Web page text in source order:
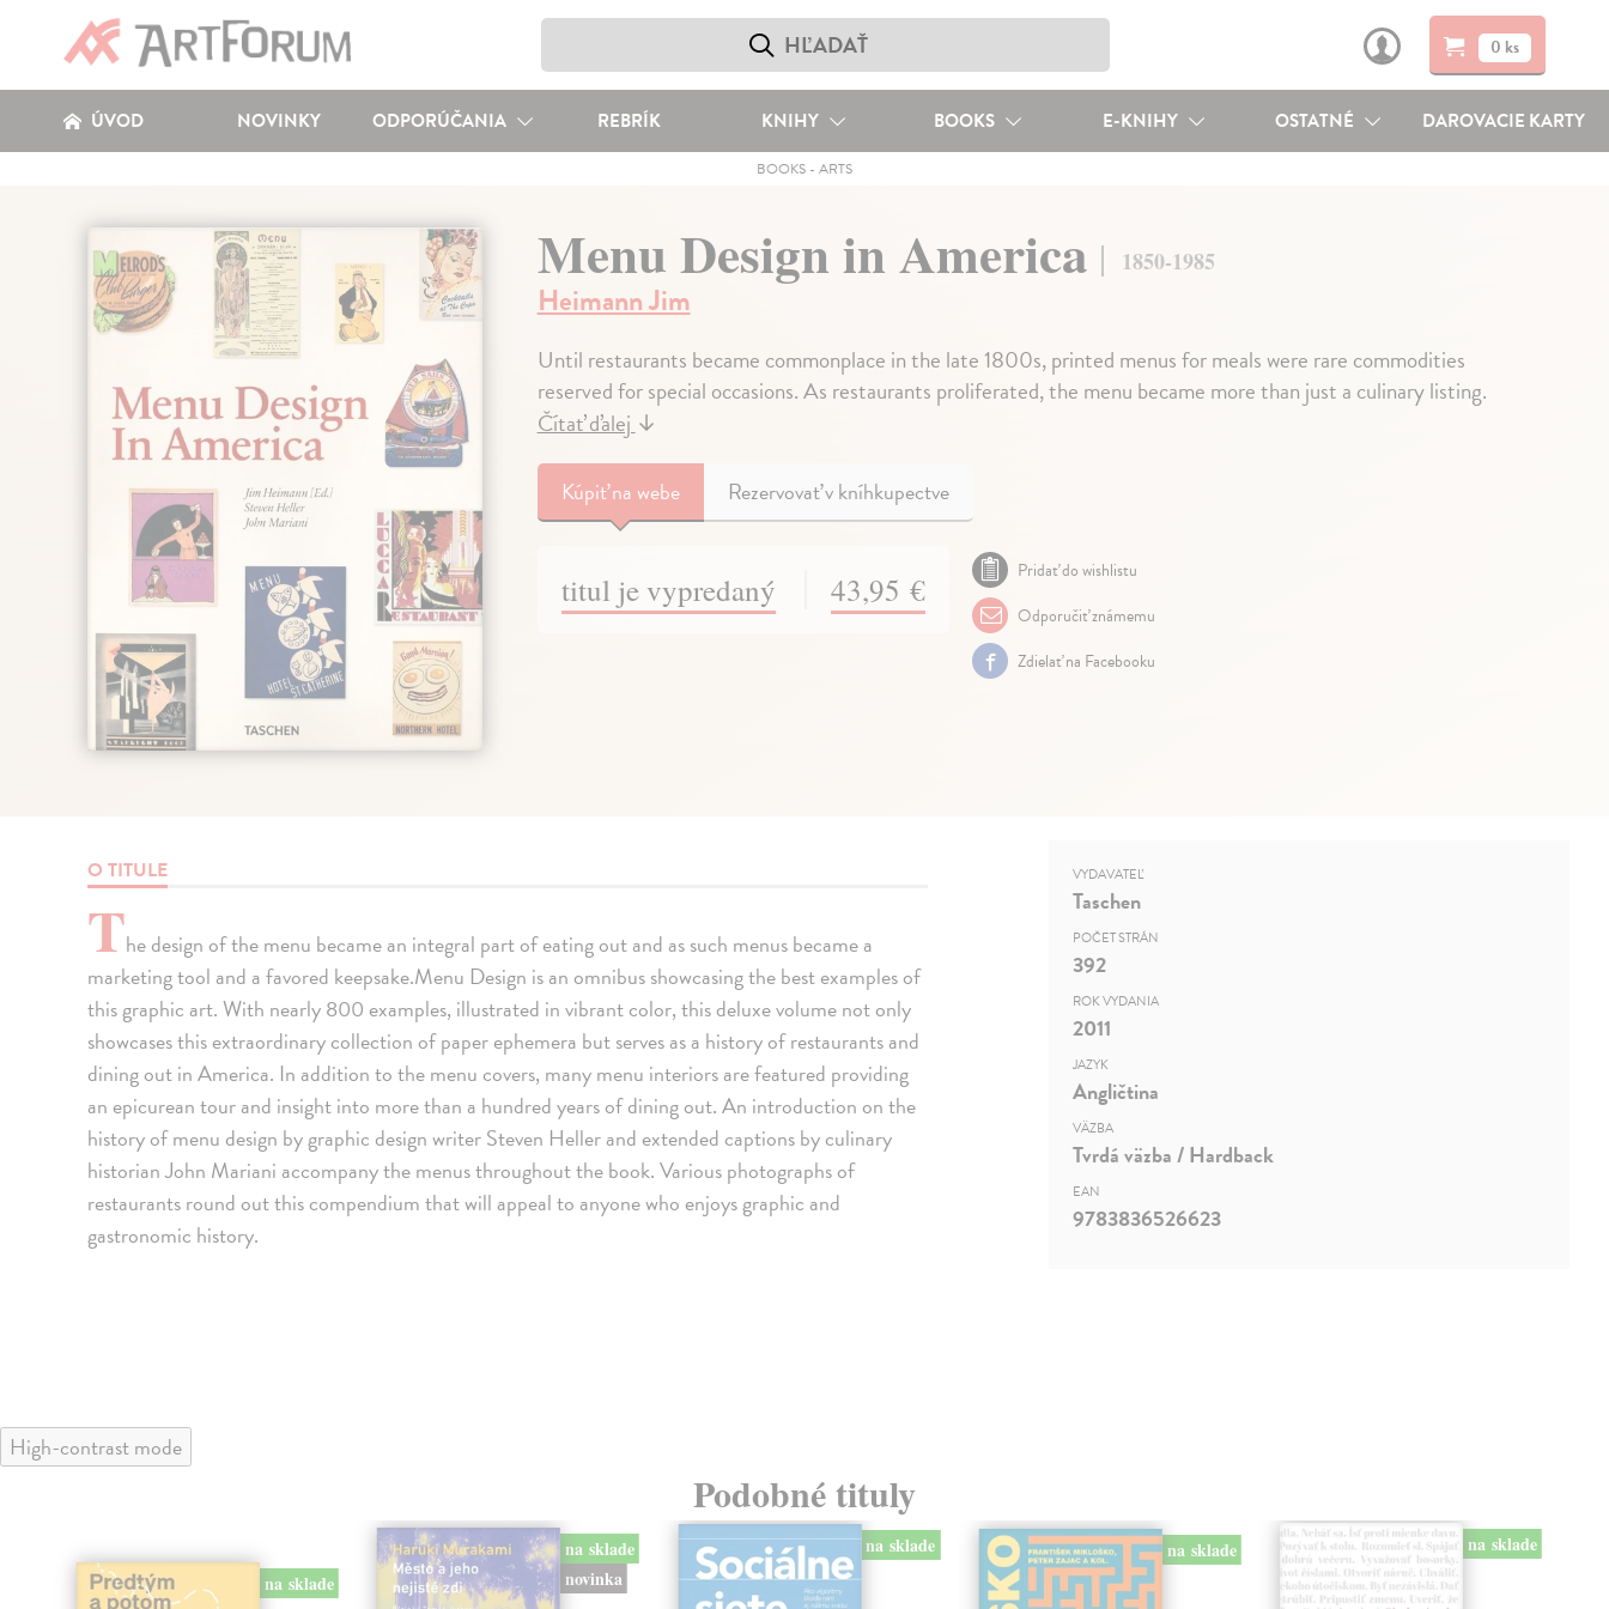
0 ks
ÚVOD NOVINKY ODPORÚČANIA REBRÍK KNIHY BOOKS E-KNIHY OSTATNÉ DAROVACIE KARTY
BOOKS- ARTS
Menu Design in America 1850-1985
Heimann Jim
Until restaurants became commonplace in the late 1800s, printed menus for meals were rare commodities
reserved for special occasions. As restaurants proliferated, the menu became more than just a culinary listing.
Čítať ďalej↓
Kúpiťna webe Rezervovať v kníhkupectve
titul je vypredaný 43,95 €
Pridať do wishlistu
Odporučiť známemu
Zdielať na Facebooku
O TITULE
The design of the menu became an integral part of eating out and as such menus became a
marketing tool and a favored keepsake.Menu Design is an omnibus showcasing the best examples of
this graphic art. With nearly 800 examples, illustrated in vibrant color, this deluxe volume not only
showcases this extraordinary collection of paper ephemera but serves as a history of restaurants and
dining out in America. In addition to the menu covers, many menu interiors are featured providing
an epicurean tour and insight into more than a hundred years of dining out. An introduction on the
history of menu design by graphic design writer Steven Heller and extended captions by culinary
historian John Mariani accompany the menus throughout the book. Various photographs of
restaurants round out this compendium that will appeal to anyone who enjoys graphic and
gastronomic history.
VYDAVATEĽ
Taschen
POČET STRÁN
392
ROK VYDANIA
2011
JAZYK
Angličtina
VÄZBA
Tvrdá väzba / Hardback
EAN
9783836526623
High-contrast mode
Podobné tituly
na sklade
na sklade
novinka
na sklade na sklade na sklade